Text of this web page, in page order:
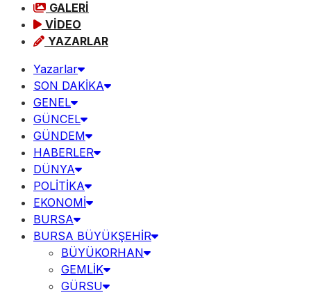
GALERİ
VİDEO
YAZARLAR
Yazarlar
SON DAKİKA
GENEL
GÜNCEL
GÜNDEM
HABERLER
DÜNYA
POLİTİKA
EKONOMİ
BURSA
BURSA BÜYÜKŞEHİR
BÜYÜKORHAN
GEMLİK
GÜRSU